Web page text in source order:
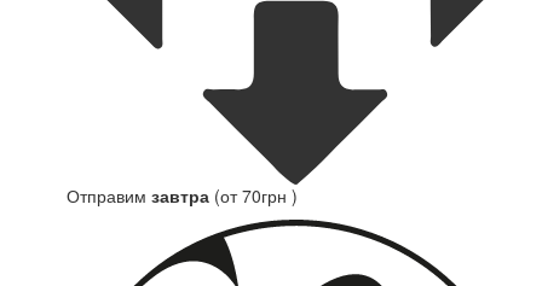
Отправим завтра (от 70грн )